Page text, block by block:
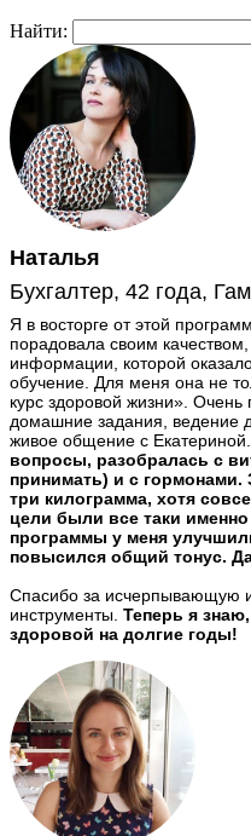
Найти:
Наталья
Бухгалтер, 42 года,
Я в восторге от этой
порадовала своим
информации, которой
обучение. Для меня она не
курс здоровой жизни».
домашние задания, ведение
живое общение с Екатериной.
вопросы, разобралась с
принимать) и с гормонами.
три килограмма, хотя
цели были все таки
программы у меня
повысился общий тонус.
Спасибо за исчерпывающую
инструменты. Теперь я
здоровой на долгие годы!